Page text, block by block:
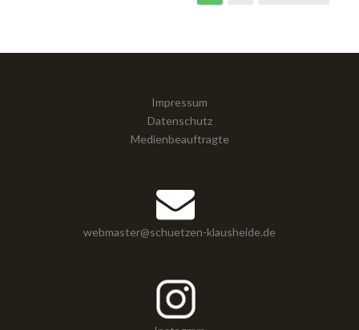
Impressum
Datenschutz
Medienbeauftragte
webmaster@schuetzen-klausheide.de